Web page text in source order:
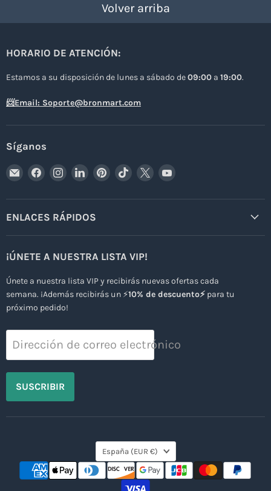
Volver arriba
HORARIO DE ATENCIÓN:
Estamos a su disposición de lunes a sábado de09:00 a 19:00.
📨Email: Soporte@bronmart.com
Síganos
Encuéntrenos
Correo
electrónico
Encuéntrenos
Facebook
Encuéntrenos
Instagram
Encuéntrenos
LinkedIn
Encuéntrenos
Pinterest
Encuéntrenos
TikTok
Encuéntrenos
X
Encuéntrenos
YouTube
ENLACES RÁPIDOS
¡ÚNETE A NUESTRA LISTA VIP!
Únete a nuestra lista VIP y recibirás nuevas ofertas cada
semana. ¡Además recibirás un ⚡10% de descuento⚡ para tu
próximo pedido!
Dirección de correo electrónico
SUSCRIBIR
País
España (EUR €)